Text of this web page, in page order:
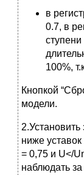
в
0.7, в
100%,
Кнопкой
модели.
ниже
= 0,75 и U</
наблюдать